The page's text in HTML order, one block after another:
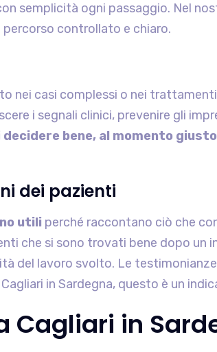
semplicità ogni passaggio. Nel
controllato e chiaro.
nei casi complessi o nei
i segnali clinici, prevenire gli
bene, al momento giusto
dei pazienti
utili perché raccontano ciò che
che si sono trovati bene dopo
del lavoro svolto. Le
in Sardegna, questo è un
Cagliari in